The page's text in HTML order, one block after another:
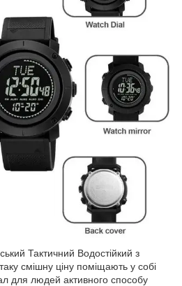
Тактичний Водостійкий з
смішну ціну поміщають у собі
для людей активного способу